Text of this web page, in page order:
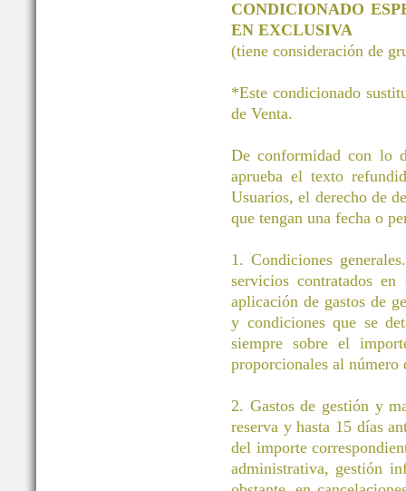
CONDICIONADO
EN EXCLUSIVA
(tiene consideración de
*Este condicionado
de Venta.
De conformidad con lo
aprueba el texto
Usuarios, el derecho de
que tengan una fecha o
1. Condiciones
servicios contratados
aplicación de gastos de
y condiciones que se
siempre sobre el
proporcionales al número
2. Gastos de gestión y
reserva y hasta 15 días
del importe
administrativa, gestión